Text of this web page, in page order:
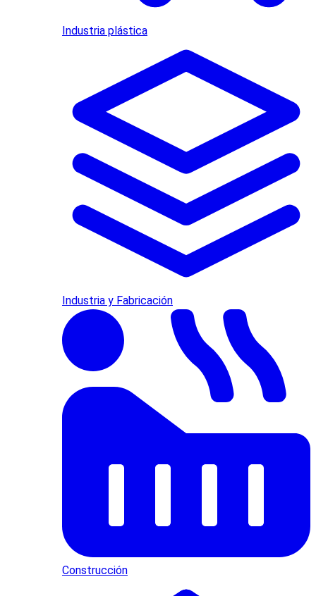
Industria plástica
Industria y Fabricación
Construcción